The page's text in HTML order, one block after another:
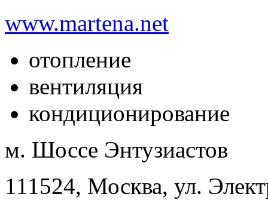
www.martena.net
отопление
вентиляция
кондиционирование
м. Шоссе Энтузиастов
111524, Москва, ул.